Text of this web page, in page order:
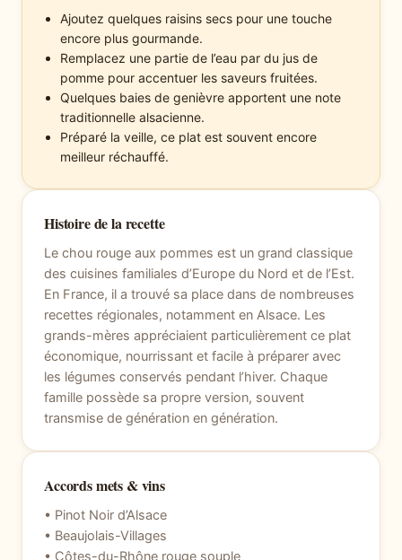
Ajoutez quelques raisins secs pour une touche
encore plus gourmande.
Remplacez une partie de l’eau par du jus de
pomme pour accentuer les saveurs fruitées.
Quelques baies de genièvre apportent une note
traditionnelle alsacienne.
Préparé la veille, ce plat est souvent encore
meilleur réchauffé.
Histoire de la recette
Le chou rouge aux pommes est un grand classique
des cuisines familiales d’Europe du Nord et de l’Est.
En France, il a trouvé sa place dans de nombreuses
recettes régionales, notamment en Alsace. Les
grands-mères appréciaient particulièrement ce plat
économique, nourrissant et facile à préparer avec
les légumes conservés pendant l’hiver. Chaque
famille possède sa propre version, souvent
transmise de génération en génération.
Accords mets & vins
• Pinot Noir d’Alsace
• Beaujolais-Villages
• Côtes-du-Rhône rouge souple